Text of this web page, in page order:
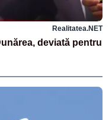
Realitatea.NET
deviată pentru